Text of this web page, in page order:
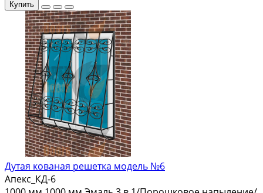
Купить
Дутая кованая решетка модель №6
Апекс_КД-6